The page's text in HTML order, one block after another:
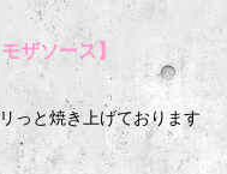
ザソース】
っと焼き上げております